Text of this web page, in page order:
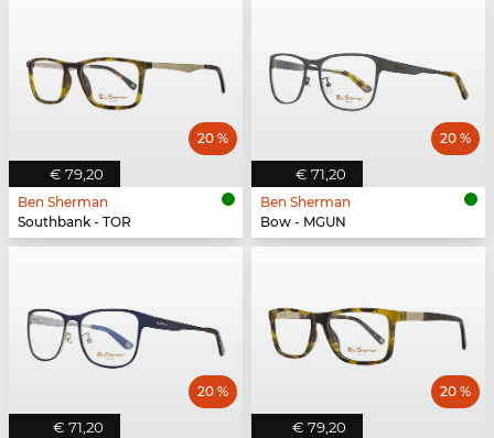
€ 79,20
20 %
Ben Sherman
Southbank - TOR
€ 71,20
20 %
Ben Sherman
Bow - MGUN
€ 71,20
20 %
€ 79,20
20 %